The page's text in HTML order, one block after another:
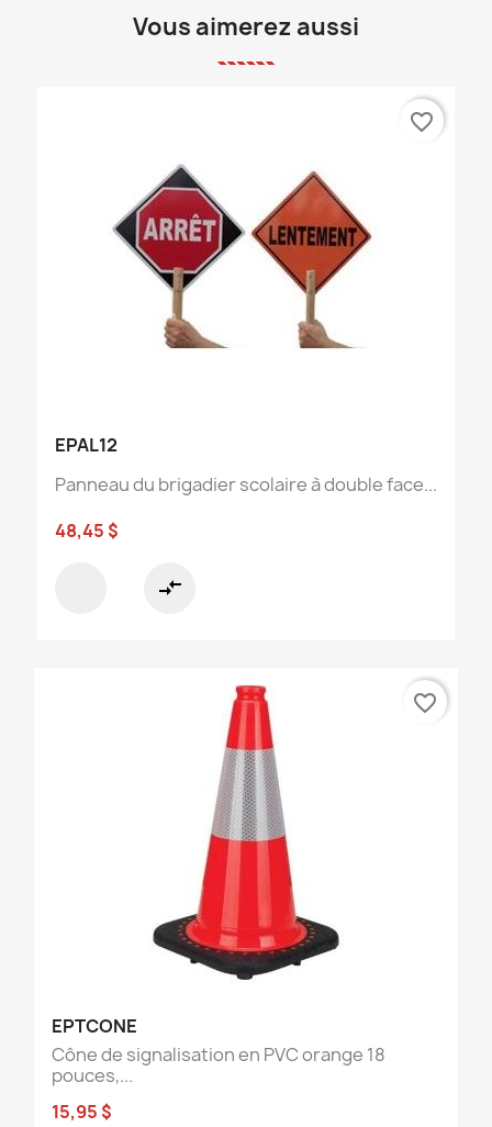
Vous aimerez aussi
EPAL12
Panneau du brigadier scolaire à double face...
48,45 $
compare_arrows
favorite_border
EPTCONE
Cône de signalisation en PVC orange 18
pouces,...
15,95 $
favorite_border